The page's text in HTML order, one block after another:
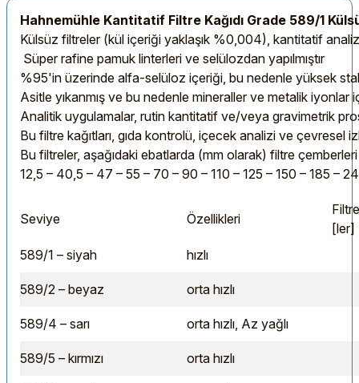
Hahnemühle Kantitatif Filtre Kağıdı Grade 589/1
Külsüz filtreler (kül içeriği yaklaşık %0,004), kantitatif
Süper rafine pamuk linterleri ve selülozdan yapılmıştır
%95'in üzerinde alfa-selüloz içeriği, bu nedenle yüksek
Asitle yıkanmış ve bu nedenle mineraller ve metalik iyonlar
Analitik uygulamalar, rutin kantitatif ve/veya gravimetrik
Bu filtre kağıtları, gıda kontrolü, içecek analizi ve çevresel
Bu filtreler, aşağıdaki ebatlarda (mm olarak) filtre
12,5 – 40,5 – 47 – 55 – 70 – 90 – 110 – 125 – 150 – 185 –
Seviye Özellikleri
[ler]
589/1 – siyah
hızlı
589/2 – beyaz orta hızlı
589/4 – sarı orta hızlı, Az yağlı
589/5 – kırmızı orta hızlı